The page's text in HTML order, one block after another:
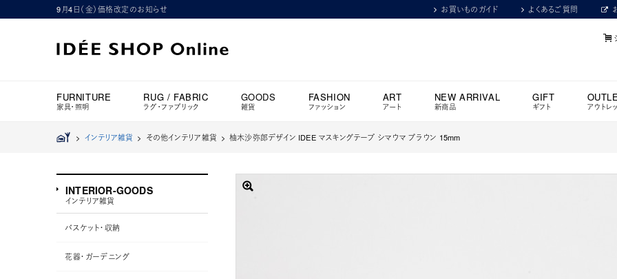
9月4日（金）価格改定のお知らせ お買いものガイド よくあるご質問
FURNITURE
家具・照明
RUG / FABRIC
ラグ・ファブリック
GOODS
雑貨
FASHION
ファッション
ART
アート
NEW ARRIVAL
新商品
GIFT
ギフト アウトレ
> インテリア雑貨 > その他インテリア雑貨 >柚木沙弥郎デザイン IDEE マスキングテープ シマウマ ブラウン 15mm
INTERIOR-GOODS
インテリア雑貨
バスケット・収納
花器・ガーデニング